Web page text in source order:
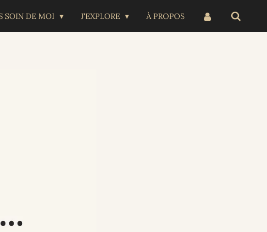
SOIN DE MOI J'EXPLORE À PROPOS